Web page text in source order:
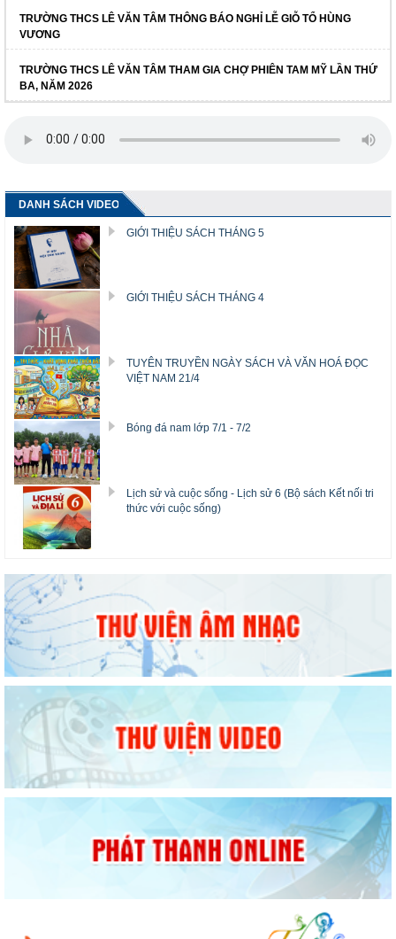
TRƯỜNG THCS LÊ VĂN TÂM THÔNG BÁO NGHỈ LỄ GIỖ TỔ HÙNG
VƯƠNG
TRƯỜNG THCS LÊ VĂN TÂM THAM GIA CHỢ PHIÊN TAM MỸ LẦN THỨ
BA, NĂM 2026
DANH SÁCH VIDEO
GIỚI THIỆU SÁCH THÁNG 5
GIỚI THIỆU SÁCH THÁNG 4
TUYÊN TRUYỀN NGÀY SÁCH VÀ VĂN HOÁ ĐỌC
VIỆT NAM 21/4
Bóng đá nam lớp 7/1 - 7/2
Lịch sử và cuộc sống - Lịch sử 6 (Bộ sách Kết nối tri
thức với cuộc sống)